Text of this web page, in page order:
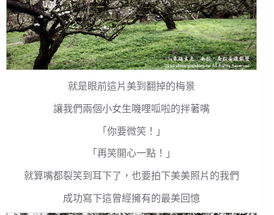
就是眼前這片美到翻掉的梅景
讓我們兩個小女生嘰哩呱啦的拌著嘴
「你要微笑！」
「再笑開心一點！」
就算嘴都裂笑到耳下了，也要拍下美美照片的我們
成功寫下這曾經擁有的最美回憶